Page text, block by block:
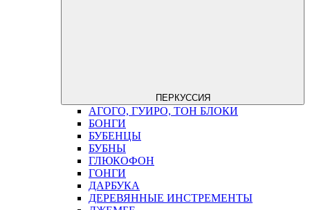
ПЕРКУССИЯ
АГОГО, ГУИРО, ТОН БЛОКИ
БОНГИ
БУБЕНЦЫ
БУБНЫ
ГЛЮКОФОН
ГОНГИ
ДАРБУКА
ДЕРЕВЯННЫЕ ИНСТРЕМЕНТЫ